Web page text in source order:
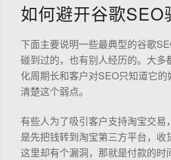
如何避开谷歌SEO
下面主要说明一些最典型的谷歌
碰到过的，也有别人经历的。大多
化周期长和客户对SEO只知道它
清楚这个弱点。
有些人为了吸引客户支持淘宝交易
是先把钱转到淘宝第三方平台，收
这里却有个漏洞，那就是付款的时